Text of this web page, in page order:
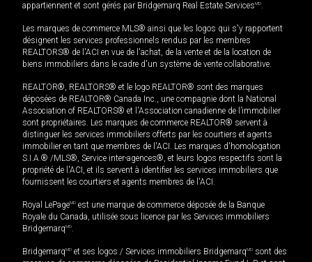
appartiennent et sont gérés par Bridgemarq Real Estate ServicesMD.
Les marques de commerce MLS® ainsi que les logos qui s'y rapportent
désignent les services professionnels rendus par les membres
REALTORS® de l'ACI en vue de l'achat, de la vente et de la location de
biens immobiliers dans le cadre d'un système de vente collaborative.
REALTOR®, REALTORS® et le logo REALTOR® sont des marques
déposées de REALTOR® Canada Inc., une compagnie dont la National
Association of REALTORS® et l'Association canadienne de l’immobilier
sont propriétaires. Les marques de commerce REALTOR® servent à
distinguer les services immobiliers offerts par les courtiers et agents
immobilier en tant que membres de l'ACI. Les marques d'homologation
S.I.A.® /MLS®, Service inter-agences®, et leurs logos respectifs sont la
propriété de l'ACI, et ils servent à identifier les services immobiliers que
fournissent les courtiers et agents membres de l'ACI.
Royal LePageMD est une marque de commerce déposée de la Banque
Royale du Canada, utilisée sous licence par les Services immobiliers
BridgemarqMD.
BridgemarqMD et ses logos / Services immobiliers BridgemarqMD sont des